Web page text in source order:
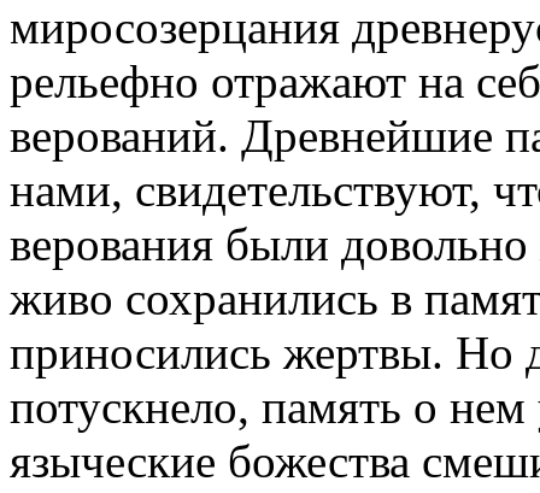
миросозерцания
рельефно отражают на
верований. Древнейшие
нами, свидетельствуют,
верования были
живо сохранились в
приносились жертвы. Но
потускнело, память о нем
языческие божества